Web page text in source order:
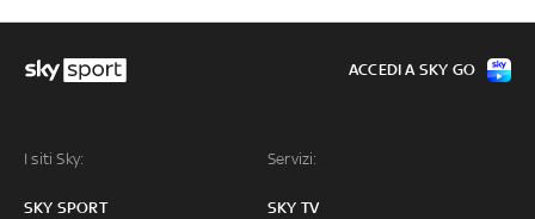
I siti Sky:
SKY SPORT
Servizi:
SKY TV
ACCEDI A SKY GO